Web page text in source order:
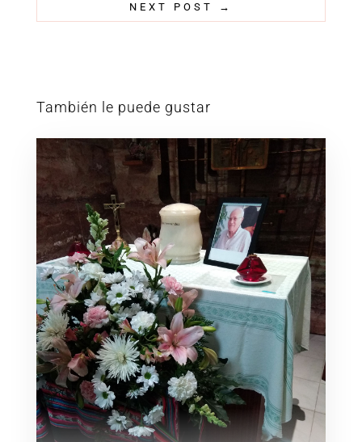
NEXT POST →
También le puede gustar